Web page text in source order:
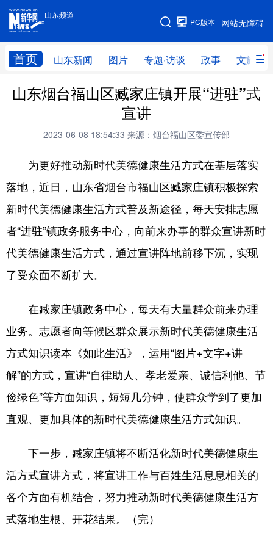
山东频道
网站无障碍
PC版本
首页 山东新闻 图片 专题·访谈 政事 文旅
手机版
网站地图
学习进行时 高层 时政 人事
全球连线 教育
科技 科普 体育 文化
健康 军事 访谈 视频
食品 人居 信息化 乡村振兴
溯源中国
亚太网 上市公司 投教基地
地方频道
首页 山东新闻 图片 专题·访谈
政事 文旅 社会民生 山东产经
文娱 融媒秀 地市 科教
健康 微视齐鲁
山东烟台福山区臧家庄镇开展“进驻”式
宣讲
2023-06-08 18:54:33 来源：烟台福山区委宣传部
为更好推动新时代美德健康生活方式在基层落实
落地，近日，山东省烟台市福山区臧家庄镇积极探索
新时代美德健康生活方式普及新途径，每天安排志愿
者“进驻”镇政务服务中心，向前来办事的群众宣讲新时
代美德健康生活方式，通过宣讲阵地前移下沉，实现
了受众面不断扩大。
在臧家庄镇政务中心，每天有大量群众前来办理
业务。志愿者向等候区群众展示新时代美德健康生活
方式知识读本《如此生活》，运用“图片+文字+讲
解”的方式，宣讲“自律助人、孝老爱亲、诚信利他、节
俭绿色”等方面知识，短短几分钟，使群众学到了更加
直观、更加具体的新时代美德健康生活方式知识。
下一步，臧家庄镇将不断活化新时代美德健康生
活方式宣讲方式，将宣讲工作与百姓生活息息相关的
各个方面有机结合，努力推动新时代美德健康生活方
式落地生根、开花结果。（完）